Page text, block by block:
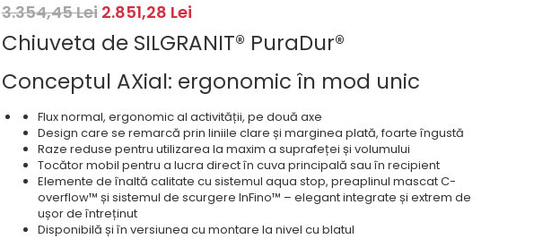
3.354,45 Lei 2.851,28 Lei
Chiuveta de SILGRANIT® PuraDur®
Conceptul AXial: ergonomic în mod unic
Flux normal, ergonomic al activității, pe două axe
Design care se remarcă prin liniile clare și marginea plată, foarte îngustă
Raze reduse pentru utilizarea la maxim a suprafeței și volumului
Tocător mobil pentru a lucra direct în cuva principală sau în recipient
Elemente de înaltă calitate cu sistemul aqua stop, preaplinul mascat C-
overflow™ și sistemul de scurgere InFino™ – elegant integrate și extrem de
ușor de întreținut
Disponibilă și în versiunea cu montare la nivel cu blatul